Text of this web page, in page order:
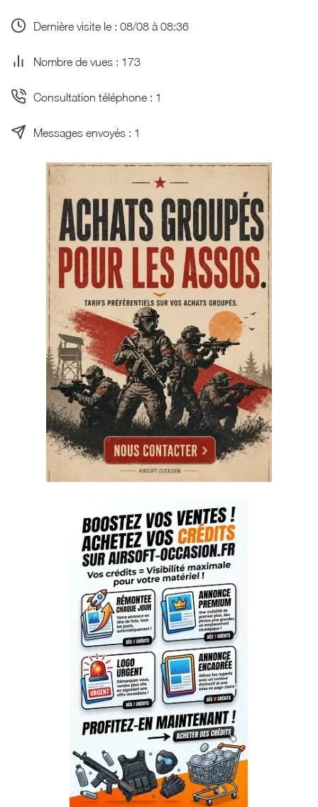
Dernière visite le : 08/08 à 08:36
Nombre de vues : 173
Consultation téléphone : 1
Messages envoyés : 1